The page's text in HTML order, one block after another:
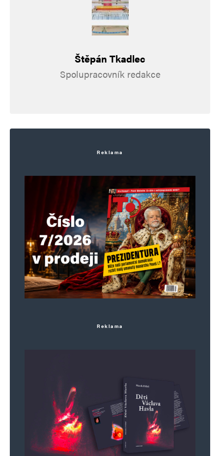
není rozdílu mezi Babišem a Fialou, tedy všichni
aktivní voličio chtěli prakticky totéž.
hloubal
8. 6. 2026 (11:02)
a širších ekonomických ztrát) za období 2022–
Rozsáhlejší odhad: ~730 mld. USD
Poznámky: odhady závisí na definici (počítat-li
hospodářskou/rozpočtovou pomoc EU jako
„obranné“ výdaje), zdrojích a datu sčítání;
uvedené zdroje používají různé metodiky, proto
rozmezí. a to se vyplatí
hloubal
ale stalo se, kefalín,stalo. to kdyby viděl generál
čepička, byli by sme všitci v riti….fialový
eurohnus
Odpovědět
Štěpán Tkadlec
Spolupracovník redakce
Reklama
Reklama